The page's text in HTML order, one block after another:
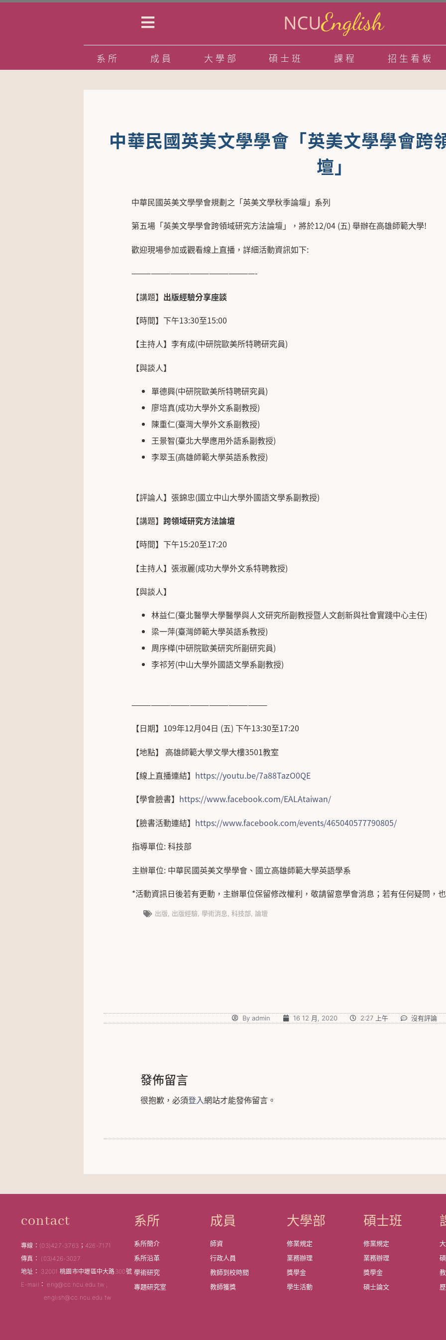
系所 成員 大學部 碩士班 課程 招生看板
中華民國英美文學學會「英美文學學會跨
壇」
中華民國英美文學學會規劃之「英美文學秋季論壇」系列
第五場「英美文學學會跨領域研究方法論壇」，將於12/04 (五) 舉辦在高雄師範大學!
歡迎現場參加或觀看線上直播，詳細活動資訊如下:
———————————————————-
【講題】 出版經驗分享座談
【時間】下午13:30至15:00
【主持人】李有成(中研院歐美所特聘研究員)
【與談人】
單德興(中研院歐美所特聘研究員)
廖培真(成功大學外文系副教授)
陳重仁(臺灣大學外文系副教授)
王景智(臺北大學應用外語系副教授)
李翠玉(高雄師範大學英語系教授)
【評論人】張錦忠(國立中山大學外國語文學系副教授)
【講題】跨領域研究方法論壇
【時間】下午15:20至17:20
【主持人】張淑麗(成功大學外文系特聘教授)
【與談人】
林益仁(臺北醫學大學醫學與人文研究所副教授暨人文創新與社會實踐中心主任)
梁一萍(臺灣師範大學英語系教授)
周序樺(中研院歐美研究所副研究員)
李祁芳(中山大學外國語文學系副教授)
—————————————————————
【日期】109年12月04日 (五) 下午13:30至17:20
【地點】 高雄師範大學文學大樓3501教室
【線上直播連結】 https://youtu.be/7a88TazO0QE
【學會臉書】 https://www.facebook.com/EALAtaiwan/
【臉書活動連結】 https://www.facebook.com/events/465040577790805/
指導單位: 科技部
主辦單位: 中華民國英美文學學會、國立高雄師範大學英語學系
*活動資訊日後若有更動，主辦單位保留修改權利，敬請留意學會消息；若有任何疑問，
出版, 出版經驗, 學術消息, 科技部, 論壇
By admin 16 12 月, 2020 2:27 上午 沒有評論
發佈留言
很抱歉，必須登入網站才能發佈留言。
contact
專線：(03)427-3763；426-7171
傳真： (03)426-3027
地址： 32001 桃園市中壢區中大路300號
E-mail： eng@cc.ncu.edu.tw ,
english@cc.ncu.edu.tw
系所
系所簡介
系所沿革
學術研究
專題研究室
成員
師資
行政人員
教師到校時間
教師獲獎
大學部
修業規定
業務辦理
獎學金
學生活動
碩士班
修業規定
業務辦理
獎學金
碩士論文